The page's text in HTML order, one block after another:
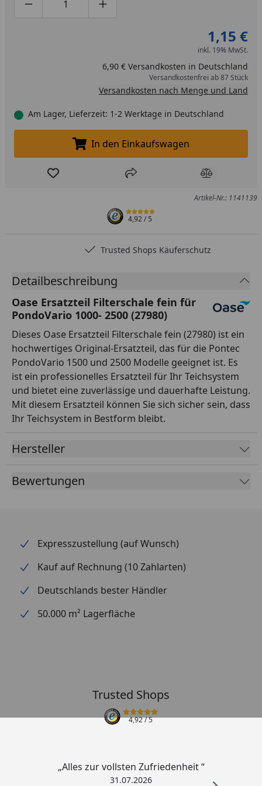
Produktmenge um eins verringern
Produktmenge manuell eingeben
Produktmenge um eins erhöhen
1,15 €
inkl. 19% MwSt.
6,90 € Versandkosten in Deutschland
Versandkostenfrei ab 87 Stück
Versandkosten nach Menge und Land
Am Lager, Lieferzeit: 1-2 Werktage in Deutschland
In den Einkaufswagen legen
In den Einkaufswagen
Produkt zur Wunschliste hinzufügen
Teilen Produkt
Artikel-Nr.: 1141139
4,92/ 5
Trusted Shops Käuferschutz
Detailbeschreibung
Oase Ersatzteil Filterschale fein für
PondoVario 1000- 2500 (27980)
Dieses Oase Ersatzteil Filterschale fein (27980) ist ein
hochwertiges Original-Ersatzteil, das für die Pontec
PondoVario 1500 und 2500 Modelle geeignet ist. Es
ist ein professionelles Ersatzteil für Ihr Teichsystem
und bietet eine zuverlässige und dauerhafte Leistung.
Mit diesem Ersatzteil können Sie sich sicher sein, dass
Ihr Teichsystem in Bestform bleibt.
Hersteller
Bewertungen
Expresszustellung (auf Wunsch)
Kauf auf Rechnung (10 Zahlarten)
Deutschlands bester Händler
50.000 m² Lagerfläche
Trusted Shops
4,92/ 5
„Alles zur vollsten Zufriedenheit “
31.07.2026